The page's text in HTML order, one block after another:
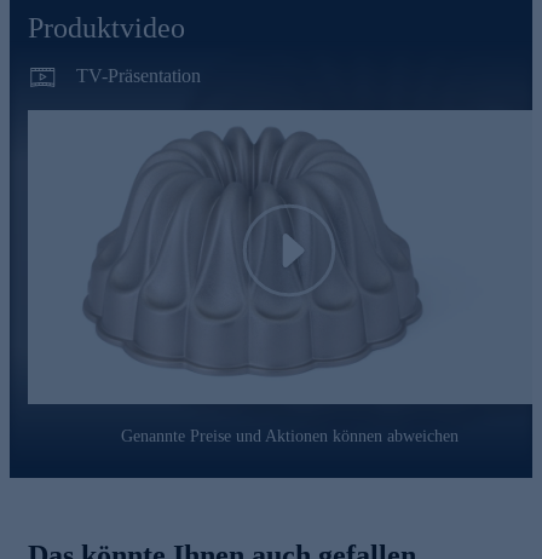
Produktvideo
TV-Präsentation
Play
Genannte Preise und Aktionen können abweichen